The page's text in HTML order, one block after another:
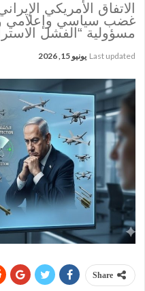
الاتفاق الأمريكي
غضب سياسي وإعلامي
مسؤولية “الفشل
Last updated يونيو 15, 2026
Share